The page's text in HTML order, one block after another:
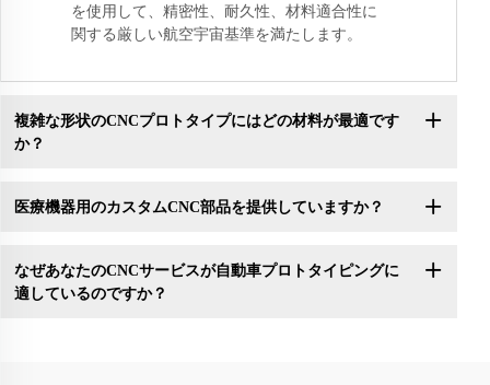
を使用して、精密性、耐久性、材料適合性に
関する厳しい航空宇宙基準を満たします。
複雑な形状のCNCプロトタイプにはどの材料が最適です
か？
医療機器用のカスタムCNC部品を提供していますか？
なぜあなたのCNCサービスが自動車プロトタイピングに
適しているのですか？